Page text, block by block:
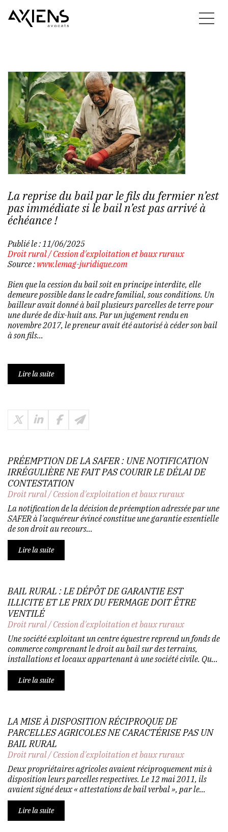
La reprise du bail par le fils du fermier n’est
pas immédiate si le bail n’est pas arrivé à
échéance !
Publié le : 11/06/2025
Droit rural/Cession d'exploitation et baux ruraux
Source : www.lemag-juridique.com
Bien que la cession du bail soit en principe interdite, elle
demeure possible dans le cadre familial, sous conditions. Un
bailleur avait donné à bail plusieurs parcelles de terre pour
une durée de dix-huit ans. Par un jugement rendu en
novembre 2017, le preneur avait été autorisé à céder son bail
à son fils...
Lire la suite
PRÉEMPTION DE LA SAFER : UNE NOTIFICATION
IRRÉGULIÈRE NE FAIT PAS COURIR LE DÉLAI DE
CONTESTATION
Droit rural/Cession d'exploitation et baux ruraux
La notification de la décision de préemption adressée par une
SAFER à l'acquéreur évincé constitue une garantie essentielle
de son droit au recours...
Lire la suite
BAIL RURAL : LE DÉPÔT DE GARANTIE EST
ILLICITE ET LE PRIX DU FERMAGE DOIT ÊTRE
VENTILÉ
Droit rural/Cession d'exploitation et baux ruraux
Une société exploitant un centre équestre reprend un fonds de
commerce comprenant le droit au bail sur des terrains,
installations et locaux appartenant à une société civile. Qu...
Lire la suite
LA MISE À DISPOSITION RÉCIPROQUE DE
PARCELLES AGRICOLES NE CARACTÉRISE PAS UN
BAIL RURAL
Droit rural/Cession d'exploitation et baux ruraux
Deux propriétaires agricoles avaient réciproquement mis à
disposition leurs parcelles respectives. Le 12 mai 2011, ils
avaient signé deux « attestations de bail verbal », par le...
Lire la suite